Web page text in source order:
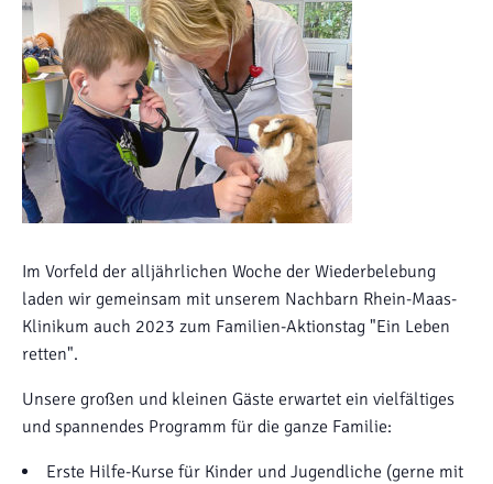
Im Vorfeld der alljährlichen Woche der Wiederbelebung
laden wir gemeinsam mit unserem Nachbarn Rhein-Maas-
Klinikum auch 2023 zum Familien-Aktionstag "Ein Leben
retten".
Unsere großen und kleinen Gäste erwartet ein vielfältiges
und spannendes Programm für die ganze Familie:
Erste Hilfe-Kurse für Kinder und Jugendliche (gerne mit